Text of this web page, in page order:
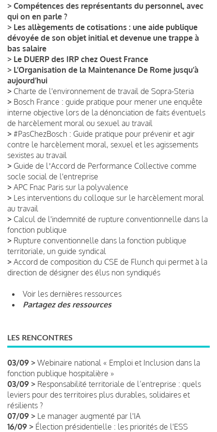
> Compétences des représentants du personnel, avec
qui on en parle ?
> Les allègements de cotisations : une aide publique
dévoyée de son objet initial et devenue une trappe à
bas salaire
> Le DUERP des IRP chez Ouest France
> L’Organisation de la Maintenance De Rome jusqu’à
aujourd’hui
> Charte de l'environnement de travail de Sopra-Steria
> Bosch France : guide pratique pour mener une enquête
interne objective lors de la dénonciation de faits éventuels
de harcèlement moral ou sexuel au travail
> #PasChezBosch : Guide pratique pour prévenir et agir
contre le harcèlement moral, sexuel et les agissements
sexistes au travail
> Guide de lʼAccord de Performance Collective comme
socle social de l'entreprise
> APC Fnac Paris sur la polyvalence
> Les interventions du colloque sur le harcèlement moral
au travail
> Calcul de l'indemnité de rupture conventionnelle dans la
fonction publique
> Rupture conventionnelle dans la fonction publique
territoriale, un guide syndical
> Accord de composition du CSE de Flunch qui permet à la
direction de désigner des élus non syndiqués
Voir les dernières ressources
Partagez des ressources
LES RENCONTRES
03/09 > Webinaire national « Emploi et Inclusion dans la
fonction publique hospitalière »
03/09 > Responsabilité territoriale de l’entreprise : quels
leviers pour des territoires plus durables, solidaires et
résilients ?
07/09 > Le manager augmenté par l'IA
16/09 > Élection présidentielle : les priorités de l'ESS